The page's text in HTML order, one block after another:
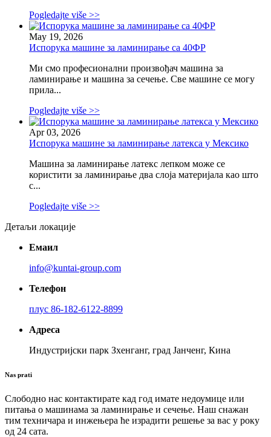
Pogledajte više >>
May 19, 2026
Испорука машине за ламинирање са 40ФР
Ми смо професионални произвођач машина за
ламинирање и машина за сечење. Све машине се могу
прила...
Pogledajte više >>
Apr 03, 2026
Испорука машине за ламинирање латекса у Мексико
Машина за ламинирање латекс лепком може се
користити за ламинирање два слоја материјала као што
с...
Pogledajte više >>
Детаљи локације
Емаил
info@kuntai-group.com
Телефон
плус 86-182-6122-8899
Адреса
Индустријски парк Зхенганг, град Јанченг, Кина
Nas prati
Слободно нас контактирате кад год имате недоумице или
питања о машинама за ламинирање и сечење. Наш снажан
тим техничара и инжењера ће израдити решење за вас у року
од 24 сата.